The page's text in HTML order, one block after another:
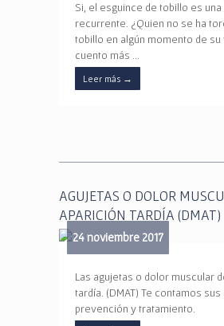
Si, el esguince de tobillo es
recurrente. ¿Quien no se ha
tobillo en algún momento de su
cuento más …
Leer más →
AGUJETAS O DOLOR
APARICIÓN TARDÍA (DMAT)
24 noviembre 2017
Las agujetas o dolor muscular
tardía. (DMAT) Te contamos sus
prevención y tratamiento.